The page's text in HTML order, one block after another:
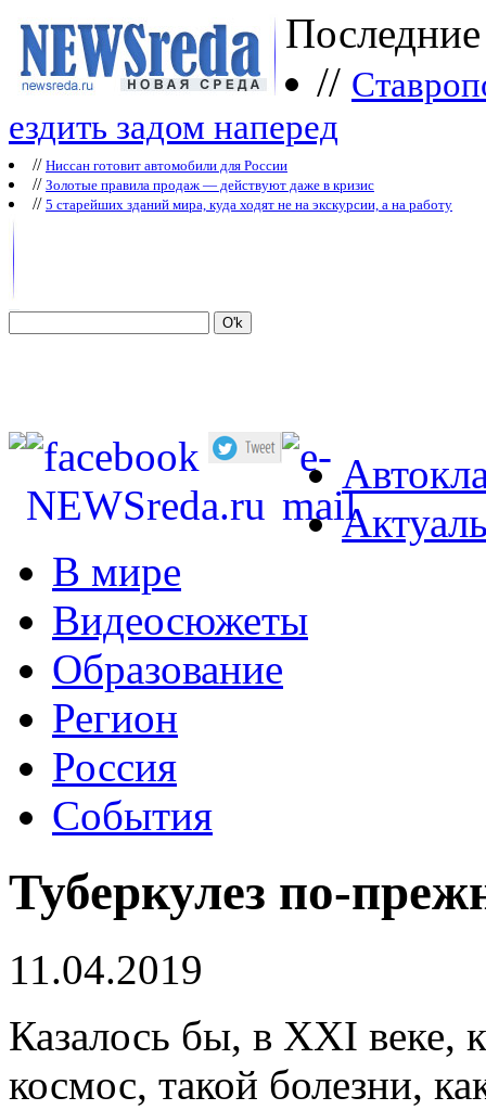
//
ездить задом наперед
// Ниссан готовит автомобили для России
// Зoлoтые прaвилa продаж — действуют даже в кризис
// 5 старейших зданий мира, куда ходят не на экскурсии, а на работу
В мире
Видеосюжеты
Образование
Регион
Россия
События
Туберкулез по-
11.04.2019
Казалось бы, в XXI веке,
космос, такой болезни,